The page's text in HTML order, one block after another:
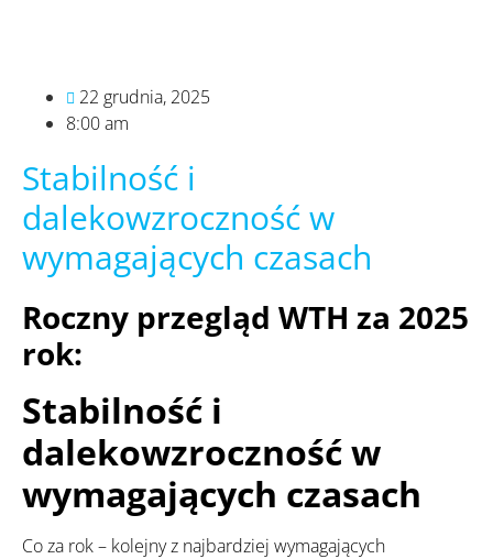
22 grudnia, 2025
8:00 am
Stabilność i
dalekowzroczność w
wymagających czasach
Roczny przegląd WTH za 2025
rok:
Stabilność i
dalekowzroczność w
wymagających czasach
Co za rok – kolejny z najbardziej wymagających